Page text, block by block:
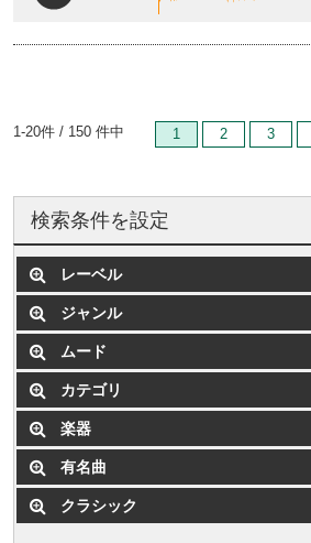
1-20件 / 150 件中 1 2 3
検索条件を設定
レーベル
ジャンル
ムード
カテゴリ
楽器
有名曲
クラシック